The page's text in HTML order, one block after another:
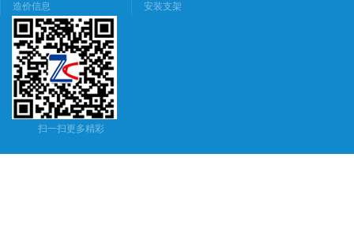
造价信息
安装支架
扫一扫更多精彩